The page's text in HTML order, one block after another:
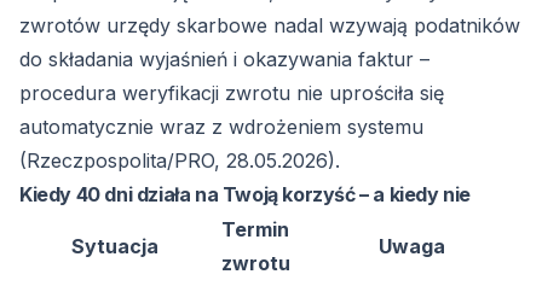
zwrotów urzędy skarbowe nadal wzywają podatników
do składania wyjaśnień i okazywania faktur –
procedura weryfikacji zwrotu nie uprościła się
automatycznie wraz z wdrożeniem systemu
(Rzeczpospolita/PRO, 28.05.2026).
Kiedy 40 dni działa na Twoją korzyść – a kiedy nie
Sytuacja
Termin
zwrotu
Uwaga